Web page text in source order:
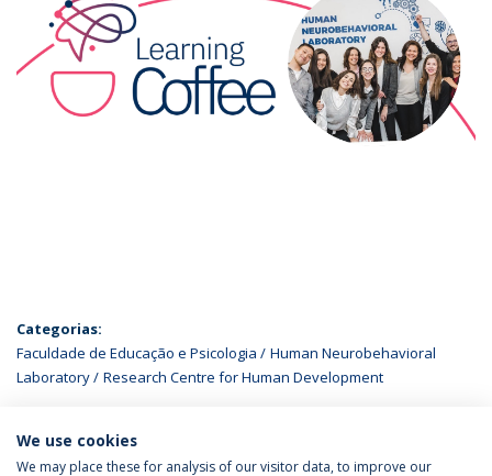
Categorias:
Faculdade de Educação e Psicologia
Human Neurobehavioral
Laboratory
Research Centre for Human Development
ÚLTIMAS NOTÍCIAS
We use cookies
We may place these for analysis of our visitor data, to improve our